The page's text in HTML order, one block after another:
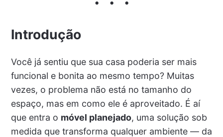
Introdução
Você já sentiu que sua casa poderia ser mais
funcional e bonita ao mesmo tempo? Muitas
vezes, o problema não está no tamanho do
espaço, mas em como ele é aproveitado. É aí
que entra o móvel planejado, uma solução sob
medida que transforma qualquer ambiente — da